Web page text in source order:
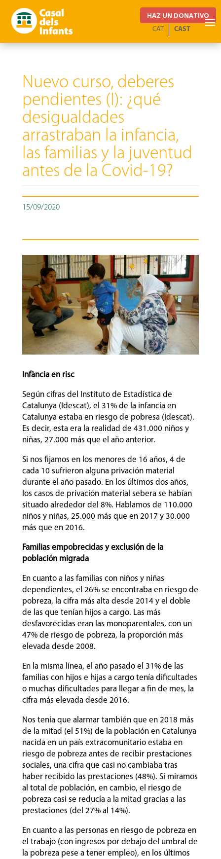
HAZ UN DONATIVO
CAST
CAT
Nuevo curso, deberes
pendientes (I): ¿qué
desigualdades
arrastraban la infancia,
las familias y la juventud
antes de la Covid-19?
15/09/2020
Infància en risc
Según cifras del Instituto de Estadística de
Catalunya (Idescat), el 31% de la infancia en
Catalunya estaba en riesgo de pobresa (Idescat).
Es decir, esta era la realidad de 431.000 niños y
niñas, 27.000 más que el año anterior.
Si nos fijamos en los menores de 16 años, 4 de
cada 10 sufrieron alguna privación material
durante el año pasado. En los últimos dos años,
los casos de privación material sebera se habían
situado alrededor del 8%. Hablamos de 110.000
niños y niñas, 25.000 más que en 2017 y 30.000
más que en 2016.
Familias empobrecidas y exclusión de la
población migrada
En cuanto a las familias con niños y niñas
dependientes, el 26% se encontraba en riesgo de
pobreza, la cifra más alta desde 2014 y el doble
de las que tenían hijos a cargo. Las más
desfavorecidas eran las monoparentales, con un
47% de riesgo de pobreza, la proporción más
elevada desde 2008.
En la misma línea, el año pasado el 31% de las
familias con hijos e hijas a cargo tenía dificultades
o muchas dificultades para llegar a fin de mes, la
cifra más elevada desde 2016.
Nos tenía que alarmar también que en 2018 más
de la mitad (el 51%) de la población en Catalunya
nacida en un país extracomunitario estaba en
riesgo de pobreza antes de recibir prestaciones
sociales, una cifra que casi no cambiaba tras
haber recibido las prestaciones (48%). Si miramos
al total de población, en cambio, el riesgo de
pobreza casi se reducía a la mitad gracias a las
prestaciones (del 27% al 14%).
En cuanto a las personas en riesgo de pobreza en
el trabajo (con ingresos por debajo del umbral de
la pobreza pese a tener empleo), en los últimos